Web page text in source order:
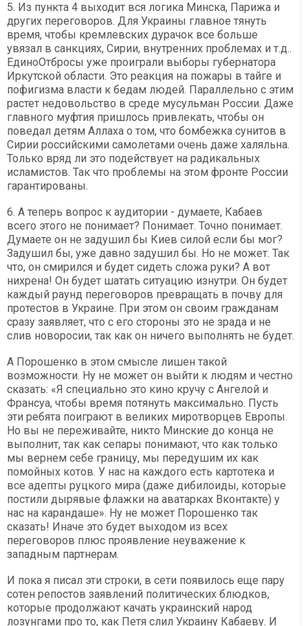
5. Из пункта 4 выходит вся логика Минска, Парижа и
других переговоров. Для Украины главное тянуть
время, чтобы кремлевских дурачок все больше
увязал в санкциях, Сирии, внутренних проблемах и т.д..
ЕдиноОтбросы уже проиграли выборы губернатора
Иркутской области. Это реакция на пожары в тайге и
пофигизма власти к бедам людей. Параллельно с этим
растет недовольство в среде мусульман России. Даже
главного муфтия пришлось привлекать, чтобы он
поведал детям Аллаха о том, что бомбежка сунитов в
Сирии российскими самолетами очень даже халяльна.
Только вряд ли это подействует на радикальных
исламистов. Так что проблемы на этом фронте России
гарантированы.
6. А теперь вопрос к аудитории - думаете, Кабаев
всего этого не понимает? Понимает. Точно понимает.
Думаете он не задушил бы Киев силой если бы мог?
Задушил бы, уже давно задушил бы. Но не может. Так
что, он смирился и будет сидеть сложа руки? А вот
нихрена! Он будет шатать ситуацию изнутри. Он будет
каждый раунд переговоров превращать в почву для
протестов в Украине. При этом он своим гражданам
сразу заявляет, что с его стороны это не зрада и не
слив новоросии, так как он ничего выполнять не будет.
А Порошенко в этом смысле лишен такой
возможности. Ну не может он выйти к людям и честно
сказать: «Я специально это кино кручу с Ангелой и
Франсуа, чтобы время потянуть максимально. Пусть
эти ребята поиграют в великих миротворцев Европы.
Но вы не переживайте, никто Минские до конца не
выполнит, так как сепары понимают, что как только
мы вернем себе границу, мы передушим их как
помойных котов. У нас на каждого есть картотека и
все адепты руцкого мира (даже дибилоиды, которые
постили дырявые флажки на аватарках Вконтакте) у
нас на карандаше». Ну не может Порошенко так
сказать! Иначе это будет выходом из всех
переговоров плюс проявление неуважение к
западным партнерам.
И пока я писал эти строки, в сети появилось еще пару
сотен репостов заявлений политических блюдков,
которые продолжают качать украинский народ
лозунгами про то, как Петя слил Украину Кабаеву. И